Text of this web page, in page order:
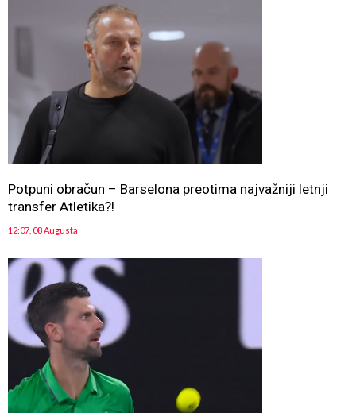
Potpuni obračun – Barselona preotima najvažniji letnji
transfer Atletika?!
12:07, 08 Augusta